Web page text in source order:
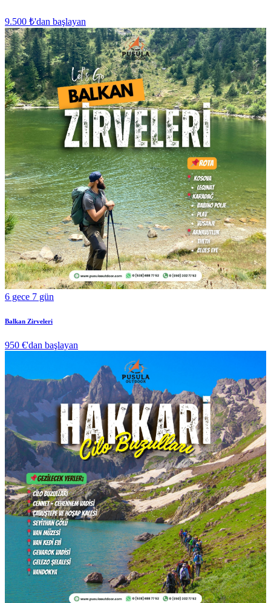
9.500 ₺'dan başlayan
6 gece 7 gün
Balkan Zirveleri
950 €'dan başlayan